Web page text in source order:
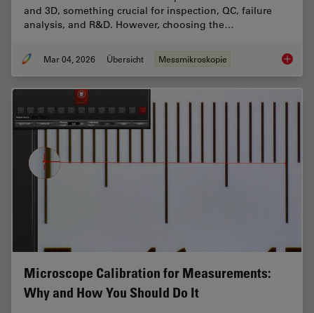
and 3D, something crucial for inspection, QC, failure
analysis, and R&D. However, choosing the…
Mar 04, 2026 Übersicht Messmikroskopie How to
Microscope Calibration for Measurements:
Why and How You Should Do It